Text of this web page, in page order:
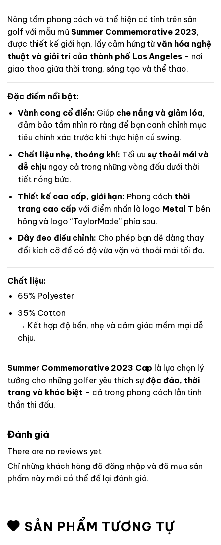
Nâng tầm phong cách và thể hiện cá tính trên sân
golf với mẫu mũ Summer Commemorative 2023,
được thiết kế giới hạn, lấy cảm hứng từvăn hóa nghệ
thuật và giải trí của thành phố Los Angeles – nơi
giao thoa giữa thời trang, sáng tạo và thể thao.
Đặc điểm nổi bật:
Vành cong cổ điển: Giúp che nắng và giảm lóa,
đảm bảo tầm nhìn rõ ràng để bạn canh chỉnh mục
tiêu chính xác trước khi thực hiện cú swing.
Chất liệu nhẹ, thoáng khí: Tối ưu sự thoải mái và
dễ chịungay cả trong những vòng đấu dưới thời
tiết nóng bức.
Thiết kế cao cấp, giới hạn: Phong cách thời
trang cao cấp với điểm nhấn là logo Metal T bên
hông và logo “TaylorMade” phía sau.
Dây đeo điều chỉnh: Cho phép bạn dễ dàng thay
đổi kích cỡ để có độ vừa vặn và thoải mái tối đa.
Chất liệu:
65% Polyester
35% Cotton
→ Kết hợp độ bền, nhẹ và cảm giác mềm mại dễ
chịu.
Summer Commemorative 2023 Cap là lựa chọn lý
tưởng cho những golfer yêu thích sựđộc đáo, thời
trang và khác biệt – cả trong phong cách lẫn tinh
thần thi đấu.
Đánh giá
There are no reviews yet
Chỉ những khách hàng đã đăng nhập và đã mua sản
phẩm này mới có thể để lại đánh giá.
SẢN PHẨM TƯƠNG TỰ